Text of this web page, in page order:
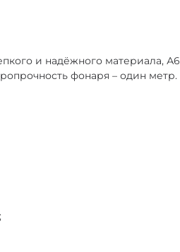
и надёжного материала,
фонаря – один